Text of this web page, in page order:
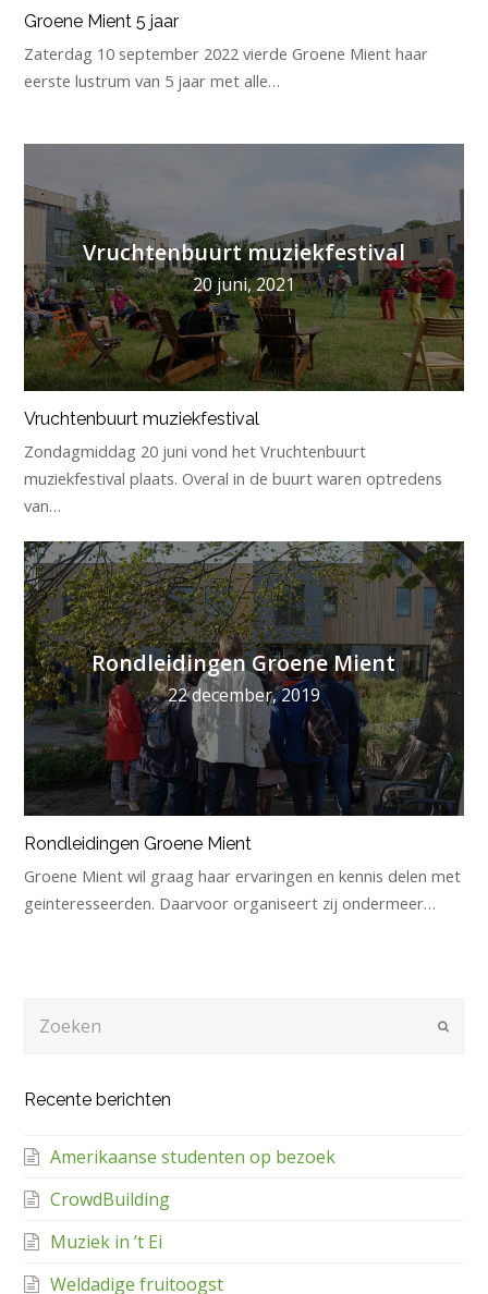
Groene Mient 5 jaar
Zaterdag 10 september 2022 vierde Groene Mient haar
eerste lustrum van 5 jaar met alle…
Vruchtenbuurt muziekfestival
20 juni, 2021
Vruchtenbuurt muziekfestival
Zondagmiddag 20 juni vond het Vruchtenbuurt
muziekfestival plaats. Overal in de buurt waren optredens
van…
Rondleidingen Groene Mient
22 december, 2019
Rondleidingen Groene Mient
Groene Mient wil graag haar ervaringen en kennis delen met
geinteresseerden. Daarvoor organiseert zij ondermeer…
Recente berichten
Amerikaanse studenten op bezoek
CrowdBuilding
Muziek in ’t Ei
Weldadige fruitoogst